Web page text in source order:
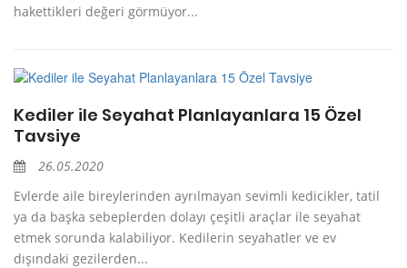
hakettikleri değeri görmüyor...
Kediler ile Seyahat Planlayanlara 15 Özel
Tavsiye
26.05.2020
Evlerde aile bireylerinden ayrılmayan sevimli kedicikler, tatil
ya da başka sebeplerden dolayı çeşitli araçlar ile seyahat
etmek sorunda kalabiliyor. Kedilerin seyahatler ve ev
dışındaki gezilerden...